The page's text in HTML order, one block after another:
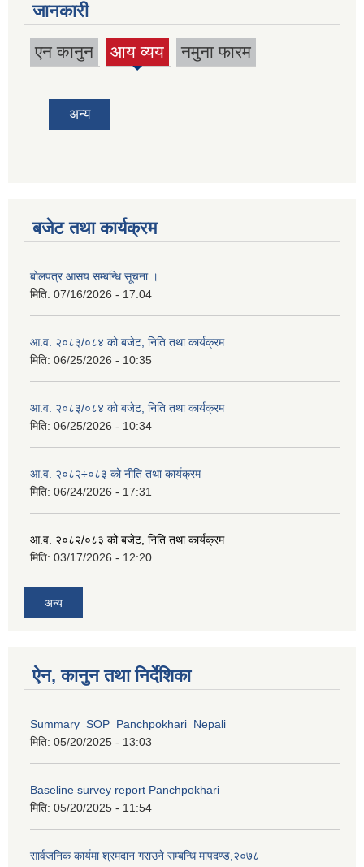
जानकारी
एन कानुन आय व्यय
(active
नमुना फारम
अन्य
बजेट तथा कार्यक्रम
बोलपत्र आसय सम्बन्धि सूचना ।
मिति: 07/16/2026 - 17:04
आ.व. २०८३/०८४ को बजेट, निति तथा कार्यक्रम
मिति: 06/25/2026 - 10:35
आ.व. २०८३/०८४ को बजेट, निति तथा कार्यक्रम
मिति: 06/25/2026 - 10:34
आ.व. २०८२÷०८३ को नीति तथा कार्यक्रम
मिति: 06/24/2026 - 17:31
आ.व. २०८२/०८३ को बजेट, निति तथा कार्यक्रम
मिति: 03/17/2026 - 12:20
अन्य
ऐन, कानुन तथा निर्देशिका
Summary_SOP_Panchpokhari_Nepali
मिति: 05/20/2025 - 13:03
Baseline survey report Panchpokhari
मिति: 05/20/2025 - 11:54
सार्वजनिक कार्यमा श्रमदान गराउने सम्बन्धि मापदण्ड,२०७८